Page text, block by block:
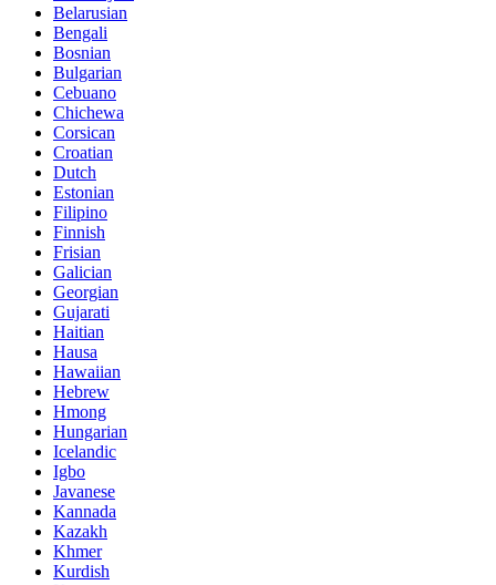
Belarusian
Bengali
Bosnian
Bulgarian
Cebuano
Chichewa
Corsican
Croatian
Dutch
Estonian
Filipino
Finnish
Frisian
Galician
Georgian
Gujarati
Haitian
Hausa
Hawaiian
Hebrew
Hmong
Hungarian
Icelandic
Igbo
Javanese
Kannada
Kazakh
Khmer
Kurdish